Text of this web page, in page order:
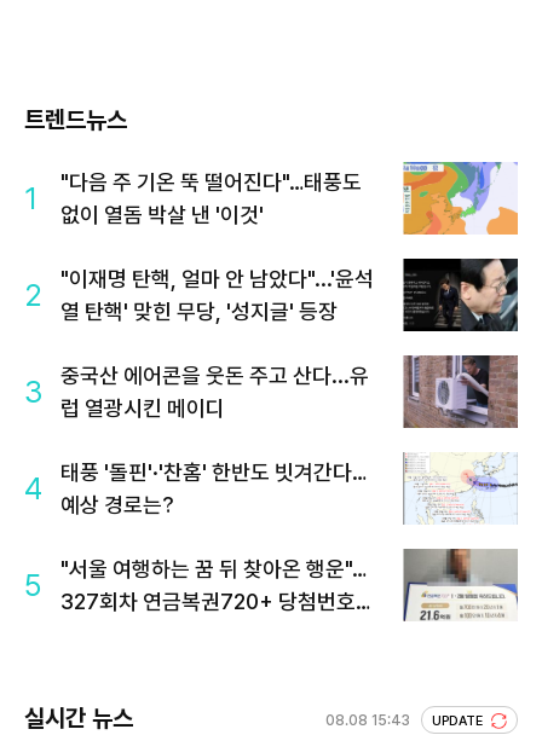
트렌드뉴스
1
"다음 주 기온 뚝 떨어진다"…태풍도
없이 열돔 박살 낸 '이것'
2
"이재명 탄핵, 얼마 안 남았다"...'윤석
열 탄핵' 맞힌 무당, '성지글' 등장
3
중국산 에어콘을 웃돈 주고 산다...유
럽 열광시킨 메이디
4
태풍 '돌핀'·'찬홈' 한반도 빗겨간다…
예상 경로는?
5
"서울 여행하는 꿈 뒤 찾아온 행운"…
327회차 연금복권720+ 당첨번호조
실시간 뉴스 08.08 15:43 UPDATE